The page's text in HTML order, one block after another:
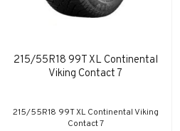
215/55R18 99T XL Continental
Viking Contact 7
215/55R18 99T XL Continental Viking
Contact 7